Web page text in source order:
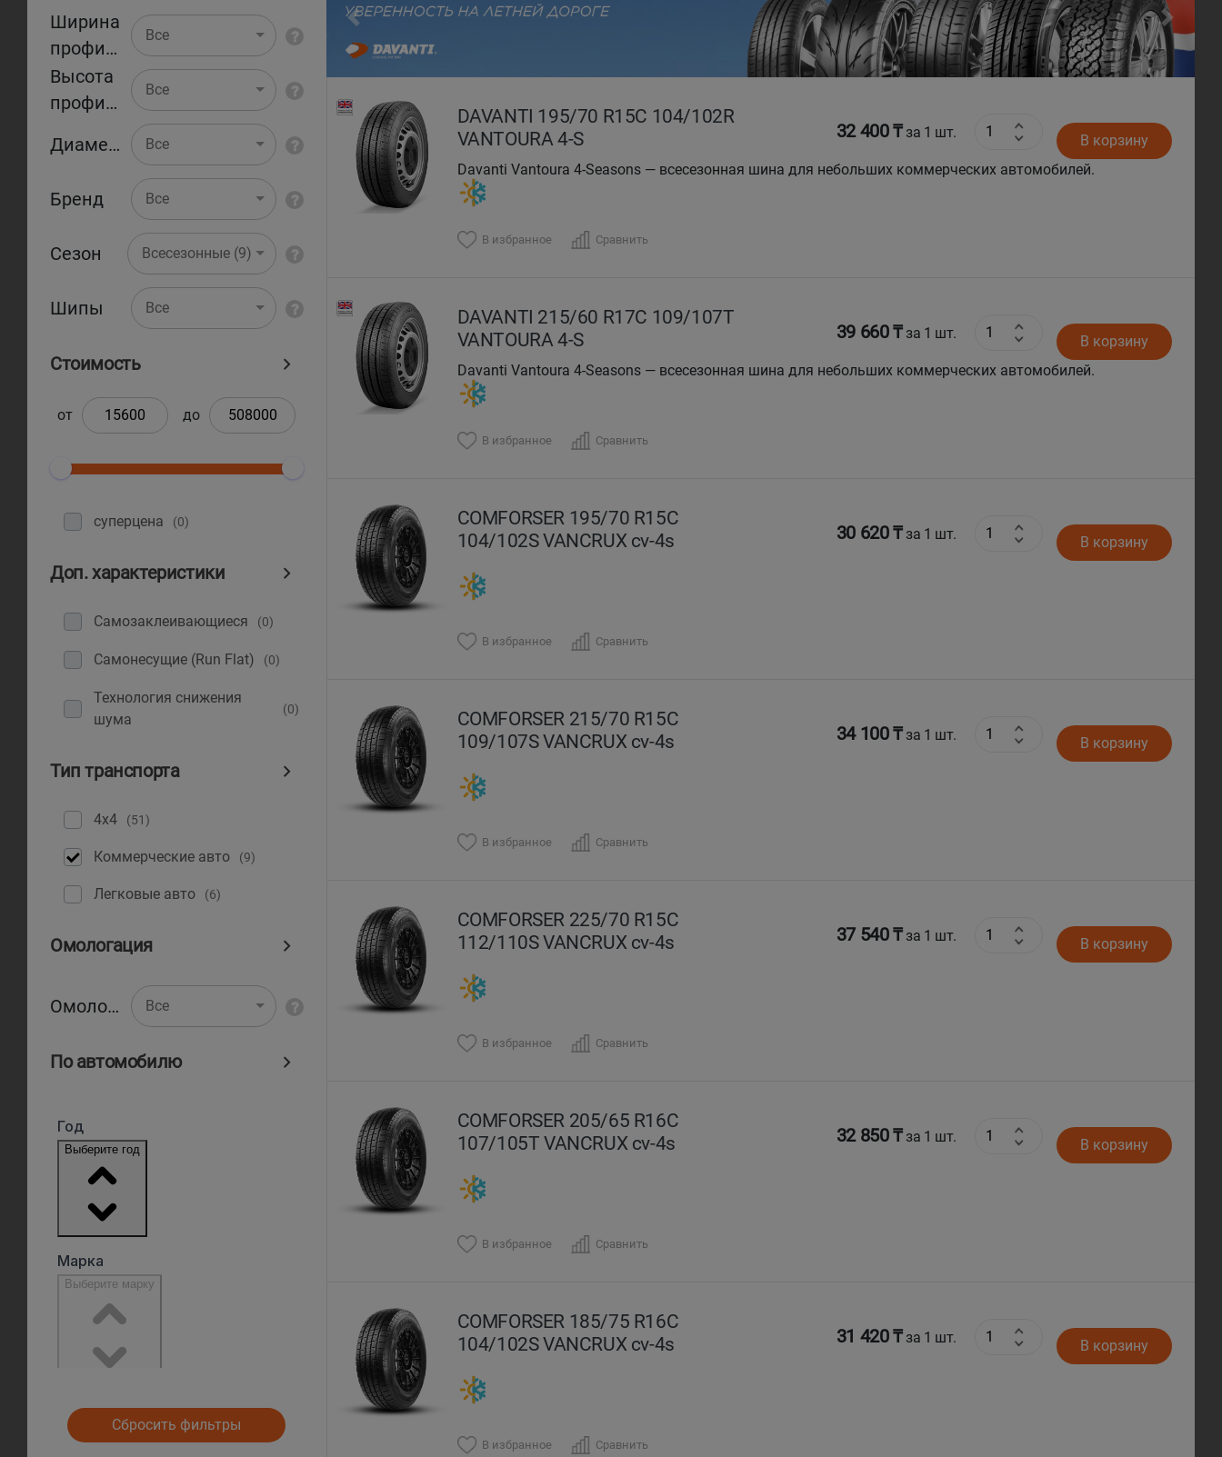
Ширина
профиля
Все
Высота
профиля
Все
Диаметр Все
Бренд Все
Сезон Всесезонные (9)
Шипы Все
Стоимость
от до
суперцена (0)
Доп. характеристики
Самозаклеивающиеся (0)
Самонесущие (Run Flat) (0)
Технология снижения
шума
(0)
Тип транспорта
4x4 (51)
Коммерческие авто (9)
Легковые авто (6)
Омологация
Омологация Все
По автомобилю
Сбросить фильтры
Next
DAVANTI 195/70 R15C 104/102R
VANTOURA 4-S
32 400 ₸за 1 шт.
В корзину
Davanti Vantoura 4-Seasons — всесезонная шина для небольших коммерческих автомобилей.
В избранное Сравнить
DAVANTI 215/60 R17C 109/107T
VANTOURA 4-S
39 660 ₸за 1 шт.
В корзину
Davanti Vantoura 4-Seasons — всесезонная шина для небольших коммерческих автомобилей.
В избранное Сравнить
COMFORSER 195/70 R15C
104/102S VANCRUX cv-4s
30 620 ₸за 1 шт. В корзину
В избранное Сравнить
COMFORSER 215/70 R15C
109/107S VANCRUX cv-4s
34 100 ₸за 1 шт. В корзину
В избранное Сравнить
COMFORSER 225/70 R15C
112/110S VANCRUX cv-4s
37 540 ₸за 1 шт. В корзину
В избранное Сравнить
COMFORSER 205/65 R16C
107/105T VANCRUX cv-4s
32 850 ₸за 1 шт. В корзину
В избранное Сравнить
COMFORSER 185/75 R16C
104/102S VANCRUX cv-4s
31 420 ₸за 1 шт. В корзину
В избранное Сравнить